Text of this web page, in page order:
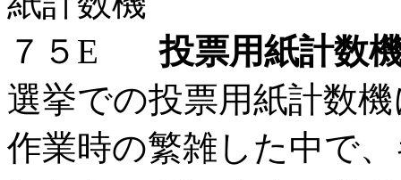
投票用紙計数
選挙での投票用紙計数
作業時の繁雑した中で